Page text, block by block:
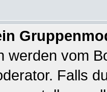
werden vom
Falls